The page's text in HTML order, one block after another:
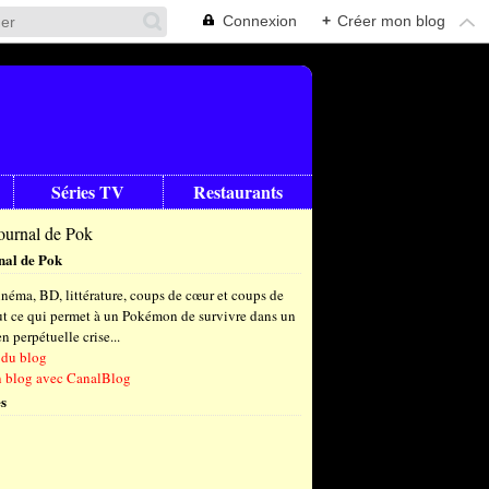
Connexion + Créer mon blog
Séries TV Restaurants
de Pok
BD, littérature, coups de cœur et coups de
ce qui permet à un Pokémon de survivre dans un
perpétuelle crise...
blog
blog avec CanalBlog